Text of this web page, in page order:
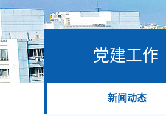
党建工作
新闻动态